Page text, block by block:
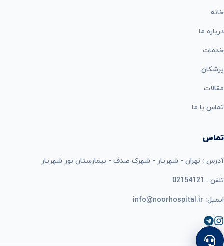
خانه
درباره ما
خدمات
پزشکان
مقالات
تماس با ما
تماس
آدرس : تهران - شهریار - شهرک صدف - بیمارستان نور شهریار
تلفن : 02154121
ایمیل: info@noorhospital.ir